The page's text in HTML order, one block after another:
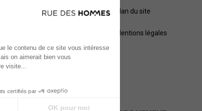
Plan du site
Mentions légales